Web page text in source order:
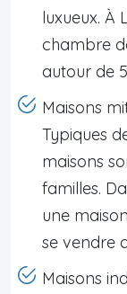
luxueux. À
chambre
autour de
Maisons
Typiques
maisons
familles.
une
se vendre
Maisons